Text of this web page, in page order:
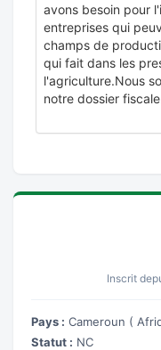
avons besoin pour
entreprises qui
champs de
qui fait dans les
l'agriculture.Nous
notre dossier
Inscrit
Pays : Cameroun (
Statut : NC